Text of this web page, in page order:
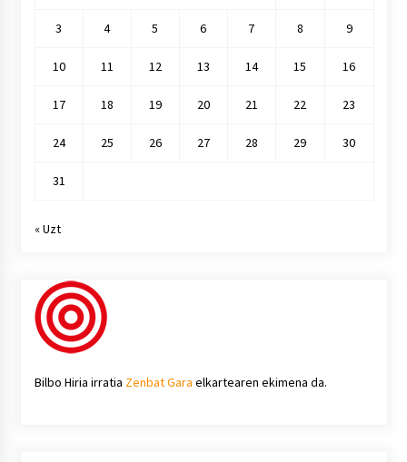
3 4 5 6 7 8 9
10 11 12 13 14 15 16
17 18 19 20 21 22 23
24 25 26 27 28 29 30
31
« Uzt
Bilbo Hiria irratia Zenbat Gara elkartearen ekimena da.